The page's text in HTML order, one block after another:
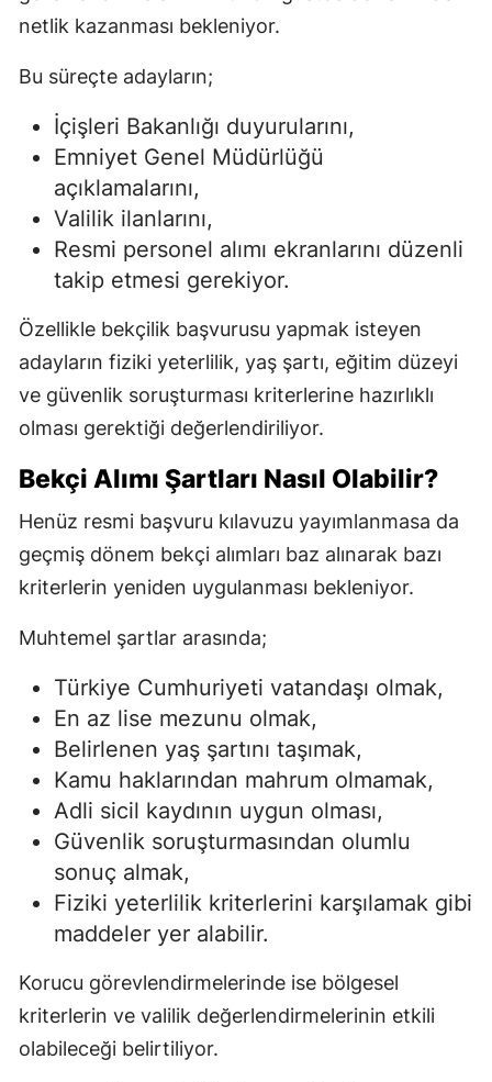
netlik kazanması bekleniyor.
Bu süreçte adayların;
İçişleri Bakanlığı duyurularını,
Emniyet Genel Müdürlüğü
açıklamalarını,
Valilik ilanlarını,
Resmi personel alımı ekranlarını düzenli
takip etmesi gerekiyor.
Özellikle bekçilik başvurusu yapmak isteyen
adayların fiziki yeterlilik, yaş şartı, eğitim düzeyi
ve güvenlik soruşturması kriterlerine hazırlıklı
olması gerektiği değerlendiriliyor.
Bekçi Alımı Şartları Nasıl Olabilir?
Henüz resmi başvuru kılavuzu yayımlanmasa da
geçmiş dönem bekçi alımları baz alınarak bazı
kriterlerin yeniden uygulanması bekleniyor.
Muhtemel şartlar arasında;
Türkiye Cumhuriyeti vatandaşı olmak,
En az lise mezunu olmak,
Belirlenen yaş şartını taşımak,
Kamu haklarından mahrum olmamak,
Adli sicil kaydının uygun olması,
Güvenlik soruşturmasından olumlu
sonuç almak,
Fiziki yeterlilik kriterlerini karşılamak gibi
maddeler yer alabilir.
Korucu görevlendirmelerinde ise bölgesel
kriterlerin ve valilik değerlendirmelerinin etkili
olabileceği belirtiliyor.